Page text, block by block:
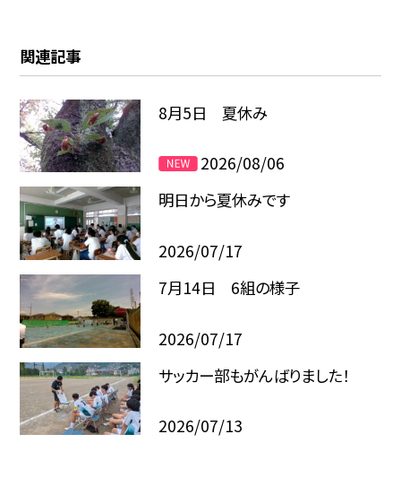
関連記事
8月5日 夏休み
2026/08/06
明日から夏休みです
2026/07/17
7月14日 6組の様子
2026/07/17
サッカー部もがんばりました！
2026/07/13